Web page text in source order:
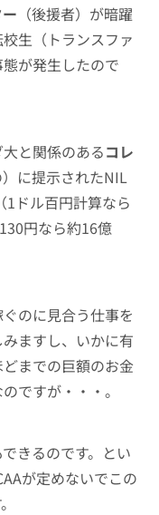
（後援者）が暗躍
生（トランスファ
が発生したので
と関係のあるコレ
）に提示されたNIL
ドル百円計算なら
円なら約16億
のに見合う仕事を
ますし、いかに有
までの巨額のお金
ですが・・・。
きるのです。とい
が定めないでこの